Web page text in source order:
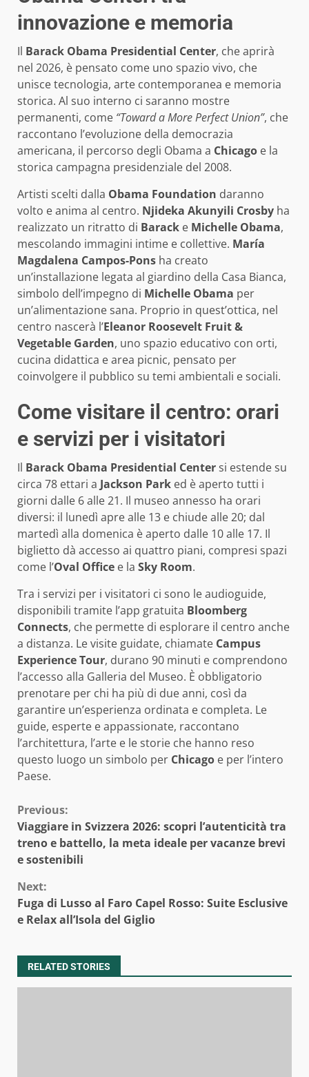
innovazione e memoria
Il Barack Obama Presidential Center, che aprirà
nel 2026, è pensato come uno spazio vivo, che
unisce tecnologia, arte contemporanea e memoria
storica. Al suo interno ci saranno mostre
permanenti, come “Toward a More Perfect Union”, che
raccontano l’evoluzione della democrazia
americana, il percorso degli Obama a Chicago e la
storica campagna presidenziale del 2008.
Artisti scelti dalla Obama Foundation daranno
volto e anima al centro. Njideka Akunyili Crosby ha
realizzato un ritratto di Barack e Michelle Obama,
mescolando immagini intime e collettive. María
Magdalena Campos-Pons ha creato
un’installazione legata al giardino della Casa Bianca,
simbolo dell’impegno di Michelle Obama per
un’alimentazione sana. Proprio in quest’ottica, nel
centro nascerà l’Eleanor Roosevelt Fruit &
Vegetable Garden, uno spazio educativo con orti,
cucina didattica e area picnic, pensato per
coinvolgere il pubblico su temi ambientali e sociali.
Come visitare il centro: orari
e servizi per i visitatori
Il Barack Obama Presidential Centersi estende su
circa 78 ettari a Jackson Park ed è aperto tutti i
giorni dalle 6 alle 21. Il museo annesso ha orari
diversi: il lunedì apre alle 13 e chiude alle 20; dal
martedì alla domenica è aperto dalle 10 alle 17. Il
biglietto dà accesso ai quattro piani, compresi spazi
come l’Oval Office e la Sky Room.
Tra i servizi per i visitatori ci sono le audioguide,
disponibili tramite l’app gratuita Bloomberg
Connects, che permette di esplorare il centro anche
a distanza. Le visite guidate, chiamate Campus
Experience Tour, durano 90 minuti e comprendono
l’accesso alla Galleria del Museo. È obbligatorio
prenotare per chi ha più di due anni, così da
garantire un’esperienza ordinata e completa. Le
guide, esperte e appassionate, raccontano
l’architettura, l’arte e le storie che hanno reso
questo luogo un simbolo per Chicago e per l’intero
Paese.
Continue
Reading
Previous:
Viaggiare in Svizzera 2026: scopri l’autenticità tra
treno e battello, la meta ideale per vacanze brevi
e sostenibili
Next:
Fuga di Lusso al Faro Capel Rosso: Suite Esclusive
e Relax all’Isola del Giglio
RELATED STORIES